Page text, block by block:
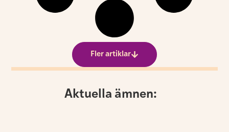
Fler artiklar
Aktuella ämnen: